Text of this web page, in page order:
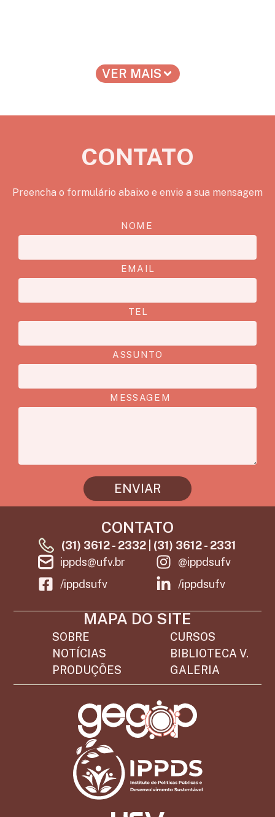
VER MAIS
CONTATO
Preencha o formulário abaixo e envie a sua mensagem
NOME
EMAIL
TEL
ASSUNTO
MESSAGEM
ENVIAR
CONTATO
(31) 3612 - 2332 | (31) 3612 - 2331
ippds@ufv.br
/ippdsufv
@ippdsufv
/ippdsufv
MAPA DO SITE
SOBRE
NOTÍCIAS
PRODUÇÕES
CURSOS
BIBLIOTECA V.
GALERIA